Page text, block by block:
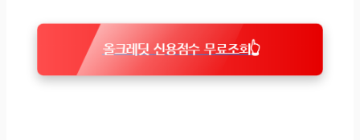
올크레딧 신용점수 무료조회👆